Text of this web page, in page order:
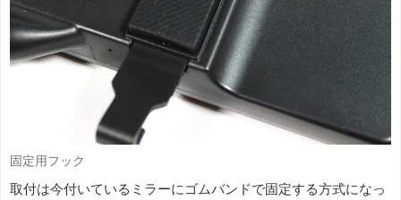
固定用フック
取付は今付いているミラーにゴムバンドで固定する方式になっ